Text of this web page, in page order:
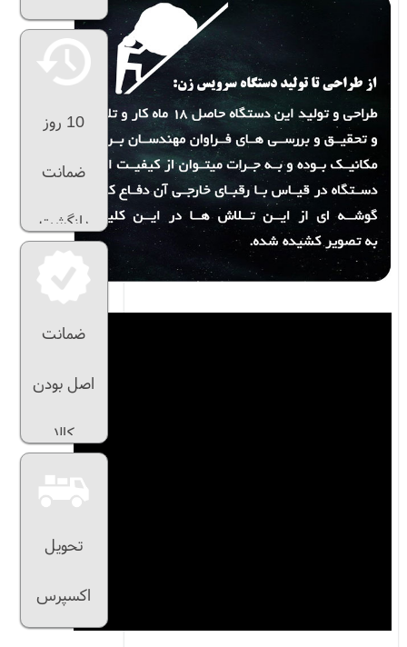
10 روز
ضمانت
بازگشت
ضمانت
اصل بودن
کالا
تحویل
اکسپرس